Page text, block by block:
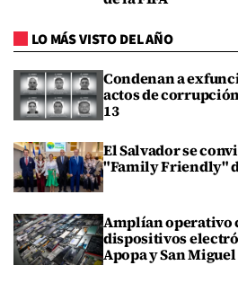
LO MÁS VISTO DEL AÑO
Condenan a
actos de
13
El Salvador se
"Family Friendly"
Amplían operativo
dispositivos
Apopa y San Miguel